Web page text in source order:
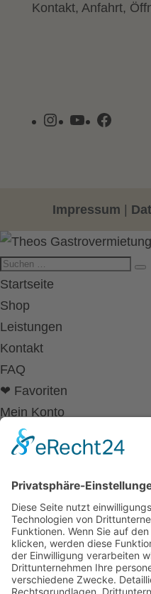
Kontakt, Anfahrt,
Instagram
YouTube
Impressum
Startseite
Shop
Leistungen
Kontakt
FAQ
❤ Favoriten
Mein Konto
Betriebsferien
Wir befinden uns vom
19.12.2025 bis